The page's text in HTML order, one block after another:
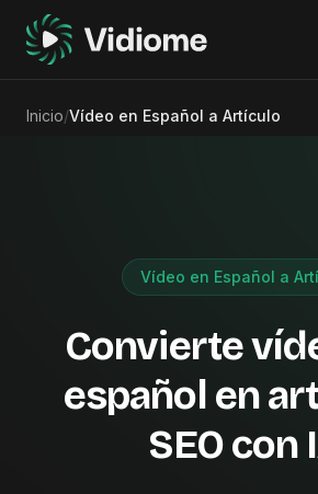
Inicio/Vídeo en Español a Artículo
Vídeo en Español a
Convierte
español en
SEO con